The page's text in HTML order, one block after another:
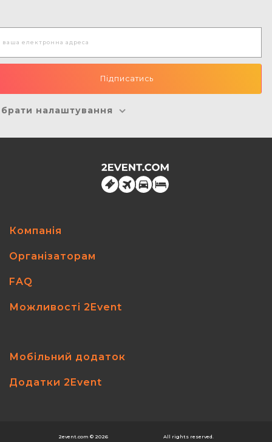
налаштування
Компанія
Організаторам
FAQ
Можливості 2Event
Мобільний додаток
Додатки 2Event
2event.com © 2026 All rights reserved.